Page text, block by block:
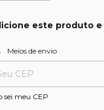
este produto e
para o CEP:
Meios de envio
sei meu CEP